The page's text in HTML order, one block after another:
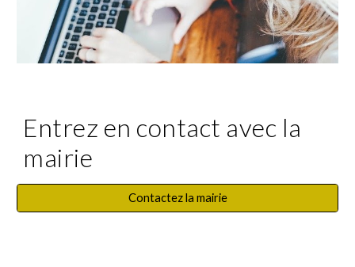
Entrez en contact avec la
mairie
Contactez la mairie